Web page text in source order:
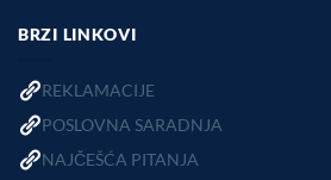
BRZI LINKOVI
REKLAMACIJE
POSLOVNA SARADNJA
NAJČEŠĆA PITANJA